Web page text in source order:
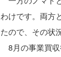
わけです。両方
たので、その状
8月の事業買